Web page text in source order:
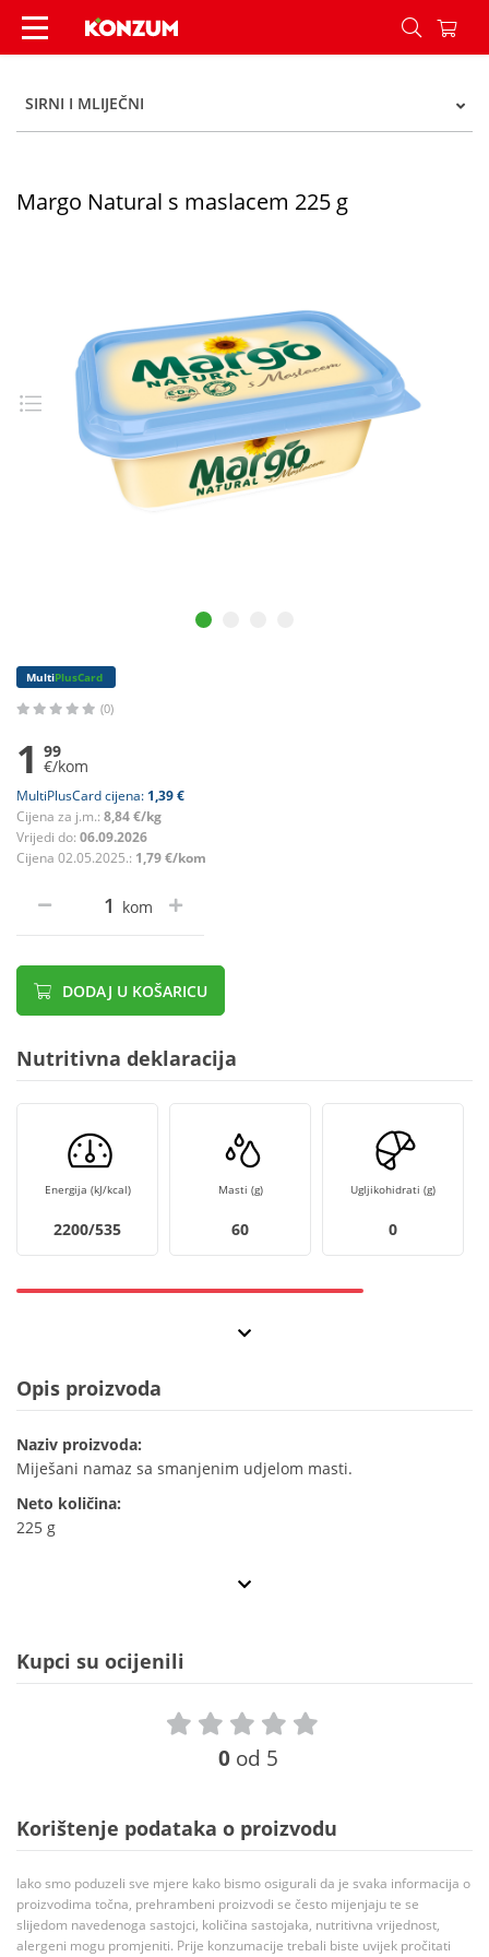
Margo Natural s maslacem 225 g - Konzum
SIRNI I MLIJEČNI
Margo Natural s maslacem 225 g
MultiPlusCard
(0)
1 99
€/kom
MultiPlusCard cijena: 1,39 €
Cijena za j.m.: 8,84 €/kg
Vrijedi do: 06.09.2026
Cijena 02.05.2025.: 1,79 €/kom
kom
DODAJ U KOŠARICU
Nutritivna deklaracija
Energija (kJ/kcal)
2200/535
Masti (g)
60
Ugljikohidrati (g)
0
Opis proizvoda
Naziv proizvoda:
Miješani namaz sa smanjenim udjelom masti.
Neto količina:
225 g
Kupci su ocijenili
0 od 5
Korištenje podataka o proizvodu
Iako smo poduzeli sve mjere kako bismo osigurali da je svaka informacija o
proizvodima točna, prehrambeni proizvodi se često mijenjaju te se
slijedom navedenoga sastojci, količina sastojaka, nutritivna vrijednost,
alergeni mogu promjeniti. Prije konzumacije trebali biste uvijek pročitati